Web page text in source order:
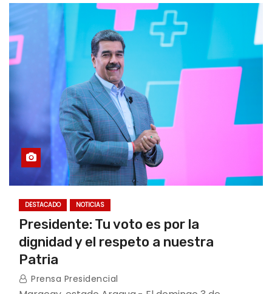
DESTACADO NOTICIAS
Presidente: Tu voto es por la
dignidad y el respeto a nuestra
Patria
Prensa Presidencial